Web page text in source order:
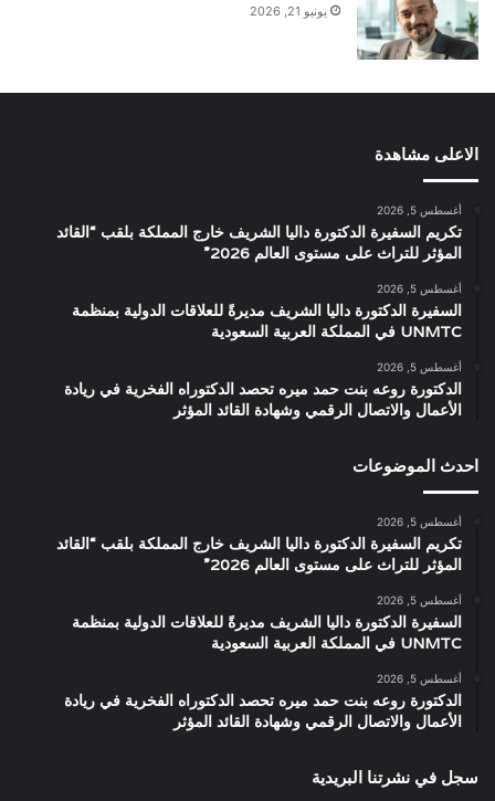
يونيو 21, 2026
الاعلى مشاهدة
أغسطس 5, 2026
تكريم السفيرة الدكتورة داليا الشريف خارج المملكة بلقب “القائد
المؤثر للتراث على مستوى العالم 2026”
أغسطس 5, 2026
السفيرة الدكتورة داليا الشريف مديرةً للعلاقات الدولية بمنظمة
UNMTC في المملكة العربية السعودية
أغسطس 5, 2026
الدكتورة روعه بنت حمد ميره تحصد الدكتوراه الفخرية في ريادة
الأعمال والاتصال الرقمي وشهادة القائد المؤثر
احدث الموضوعات
أغسطس 5, 2026
تكريم السفيرة الدكتورة داليا الشريف خارج المملكة بلقب “القائد
المؤثر للتراث على مستوى العالم 2026”
أغسطس 5, 2026
السفيرة الدكتورة داليا الشريف مديرةً للعلاقات الدولية بمنظمة
UNMTC في المملكة العربية السعودية
أغسطس 5, 2026
الدكتورة روعه بنت حمد ميره تحصد الدكتوراه الفخرية في ريادة
الأعمال والاتصال الرقمي وشهادة القائد المؤثر
سجل في نشرتنا البريدية